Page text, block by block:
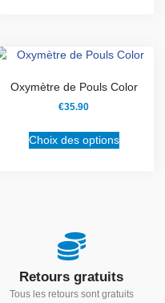
Oxymètre de Pouls Color
€35.90
Choix des options
Retours gratuits
Tous les retours sont gratuits